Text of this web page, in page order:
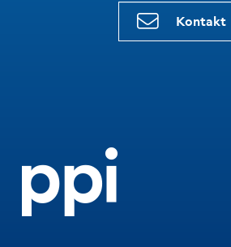
Kontakt